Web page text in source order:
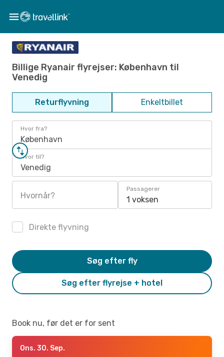
Billige Ryanair flyrejser: København til
Venedig
Returflyvning Enkeltbillet
Hvor fra?
København
Hvor til?
Venedig
Hvornår?
Passagerer
1 voksen
Direkte flyvning
Søg efter flyrejse + hotel
Søg efter fly
Book nu, før det er for sent
Ons. 30. Sep.